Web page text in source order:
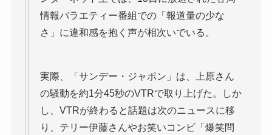
情報バラエティー番組での「報道量の少な
さ」に違和感を抱く声が相次いでいる。
実際、「サンデー・ジャポン」は、上原さん
の騒動を約1分45秒のVTRで取り上げた。しか
し、VTRが終わると話題は次のニュースに移
り、テリー伊藤さんやお笑いコンビ「爆笑問